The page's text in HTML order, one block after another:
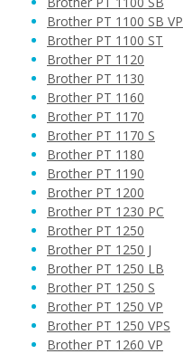
Brother PT 1100 SB VP
Brother PT 1100 ST
Brother PT 1120
Brother PT 1130
Brother PT 1160
Brother PT 1170
Brother PT 1170 S
Brother PT 1180
Brother PT 1190
Brother PT 1200
Brother PT 1230 PC
Brother PT 1250
Brother PT 1250 J
Brother PT 1250 LB
Brother PT 1250 S
Brother PT 1250 VP
Brother PT 1250 VPS
Brother PT 1260 VP